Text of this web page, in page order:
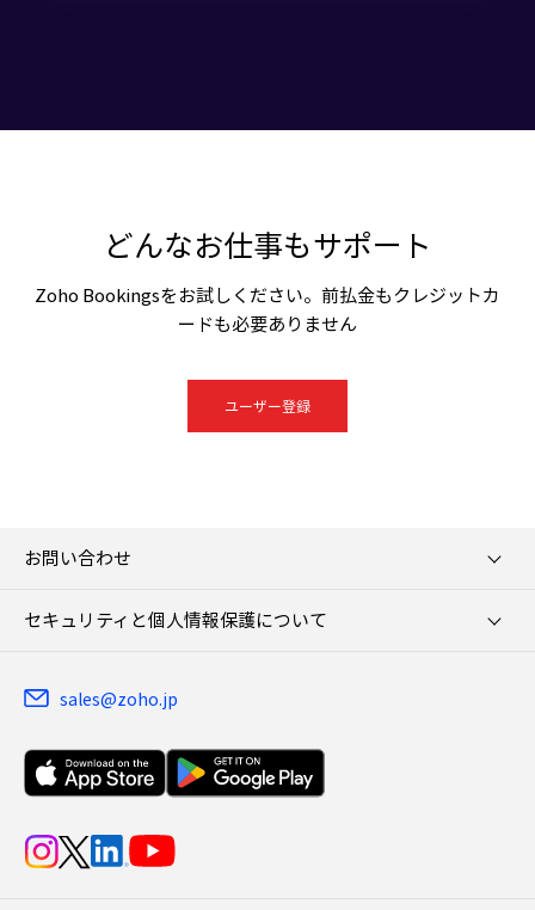
どんなお仕事もサポート
Zoho Bookingsをお試しください。前払金もクレジットカ
ードも必要ありません
ユーザー登録
お問い合わせ
セキュリティと個人情報保護について
sales@zoho.jp